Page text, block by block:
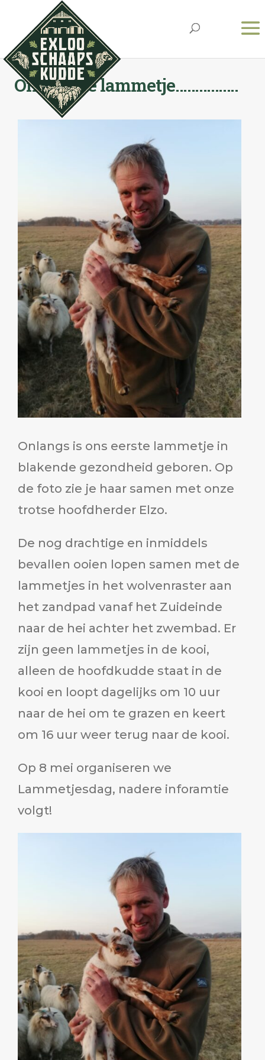
Ons eerste lammetje…………….
Onlangs is ons eerste lammetje in
blakende gezondheid geboren. Op
de foto zie je haar samen met onze
trotse hoofdherder Elzo.
De nog drachtige en inmiddels
bevallen ooien lopen samen met de
lammetjes in het wolvenraster aan
het zandpad vanaf het Zuideinde
naar de hei achter het zwembad. Er
zijn geen lammetjes in de kooi,
alleen de hoofdkudde staat in de
kooi en loopt dagelijks om 10 uur
naar de hei om te grazen en keert
om 16 uur weer terug naar de kooi.
Op 8 mei organiseren we
Lammetjesdag, nadere inforamtie
volgt!